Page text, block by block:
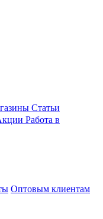
Статьи
Работа в
Оптовым клиентам